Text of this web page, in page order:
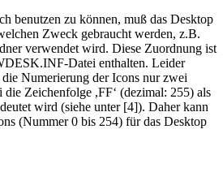
benutzen zu können, muß das Desktop
Zweck gebraucht werden, z.B.
verwendet wird. Diese Zuordnung ist
Datei enthalten. Leider
Numerierung der Icons nur zwei
Zeichenfolge ,FF‘ (dezimal: 255) als
wird (siehe unter [4]). Daher kann
(Nummer 0 bis 254) für das Desktop